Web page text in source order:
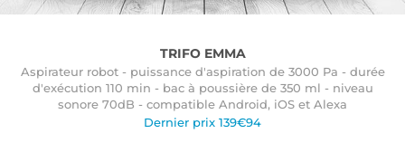
TRIFO EMMA
Aspirateur robot - puissance d'aspiration de 3000 Pa - durée
d'exécution 110 min - bac à poussière de 350 ml - niveau
sonore 70dB - compatible Android, iOS et Alexa
Dernier prix 139€94